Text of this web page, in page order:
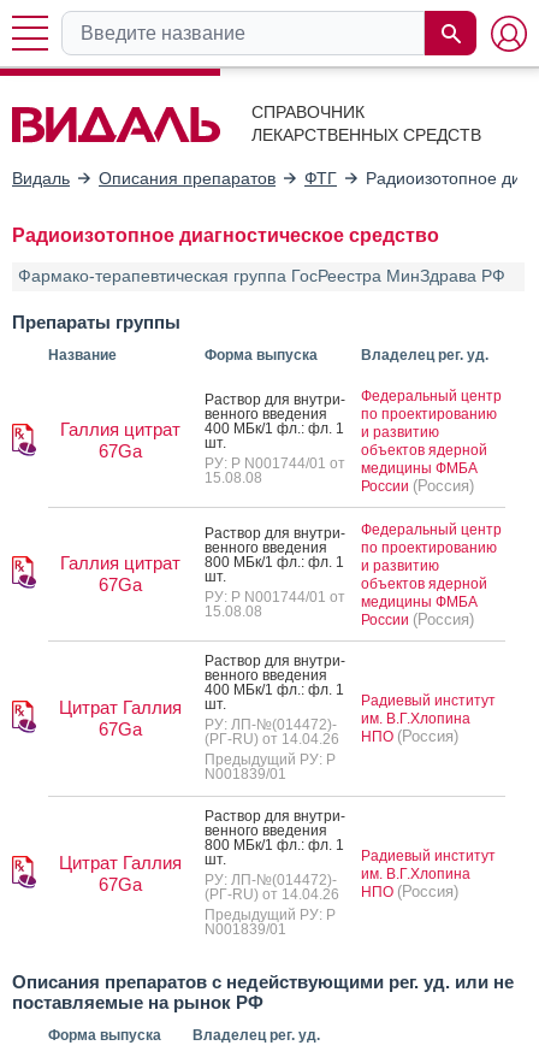
СПРАВОЧНИК
ЛЕКАРСТВЕННЫХ СРЕДСТВ
Видаль Описания препаратов ФТГ Радиоизотопное
Радиоизотопное диагностическое средство
Фармако-терапевтическая группа ГосРеестра МинЗдрава РФ
Препараты группы
Название Форма выпуска Владелец рег. уд.
Галлия цитрат
67Ga
Рас­твор для внут­ри­
вен­но­го вве­дения
400 МБк/1 фл.: фл. 1
шт.
РУ: Р N001744/01 от
15.08.08
Федеральный центр
по проектированию
и развитию
объектов ядерной
медицины ФМБА
России (Россия)
Галлия цитрат
67Ga
Рас­твор для внут­ри­
вен­но­го вве­дения
800 МБк/1 фл.: фл. 1
шт.
РУ: Р N001744/01 от
15.08.08
Федеральный центр
по проектированию
и развитию
объектов ядерной
медицины ФМБА
России (Россия)
Цитрат Галлия
67Ga
Рас­твор для внут­ри­
вен­но­го вве­дения
400 МБк/1 фл.: фл. 1
шт.
РУ: ЛП-№(014472)-
(РГ-RU) от 14.04.26
Предыдущий РУ: Р
N001839/01
Радиевый институт
им. В.Г.Хлопина
НПО (Россия)
Цитрат Галлия
67Ga
Рас­твор для внут­ри­
вен­но­го вве­дения
800 МБк/1 фл.: фл. 1
шт.
РУ: ЛП-№(014472)-
(РГ-RU) от 14.04.26
Предыдущий РУ: Р
N001839/01
Радиевый институт
им. В.Г.Хлопина
НПО (Россия)
Описания препаратов с недействующими рег. уд. или не
поставляемые на рынок РФ
Форма выпуска Владелец рег. уд.